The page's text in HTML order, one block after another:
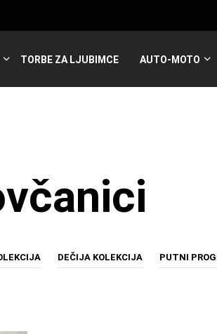
TORBE ZA LJUBIMCE AUTO-MOTO
DEČIJA KOLEKCIJA PUTNI